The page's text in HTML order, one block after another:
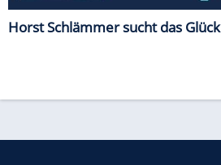
Horst Schlämmer sucht das Glück